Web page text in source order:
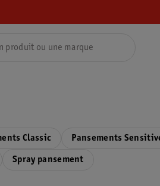
Classic Pansements
Spray pansement